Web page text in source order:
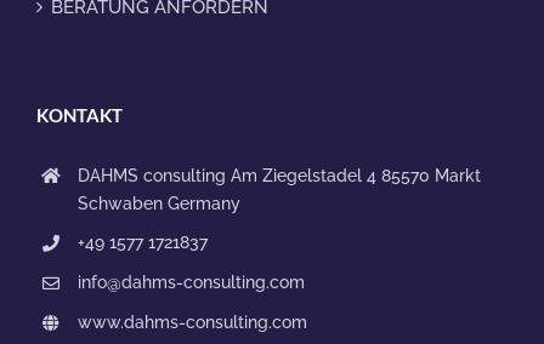
BERATUNG ANFORDERN
KONTAKT
DAHMS consulting Am Ziegelstadel 4 85570 Markt
Schwaben Germany
+49 1577 1721837
info@dahms-consulting.com
www.dahms-consulting.com